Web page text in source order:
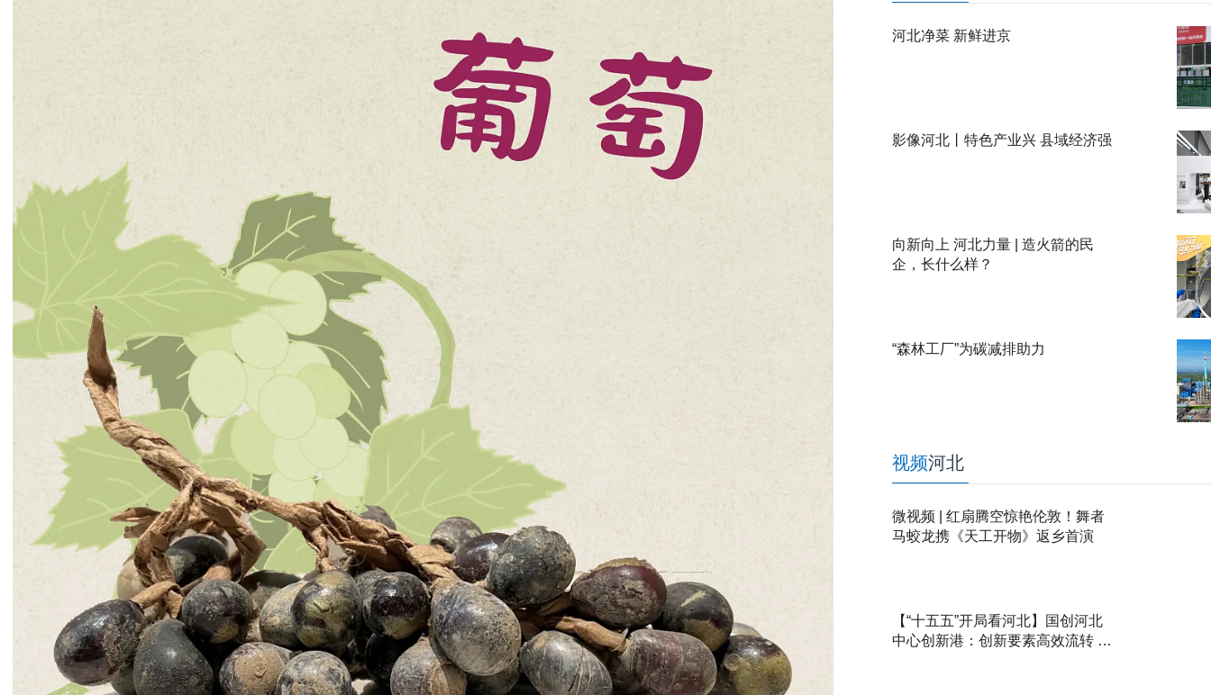
河北净菜 新鲜进京
影像河北丨特色产业兴 县域经济强
向新向上 河北力量 | 造火箭的民
企，长什么样？
“森林工厂”为碳减排助力
视频河北
微视频 | 红扇腾空惊艳伦敦！舞者
马蛟龙携《天工开物》返乡首演
【“十五五”开局看河北】国创河北
中心创新港：创新要素高效流转 京